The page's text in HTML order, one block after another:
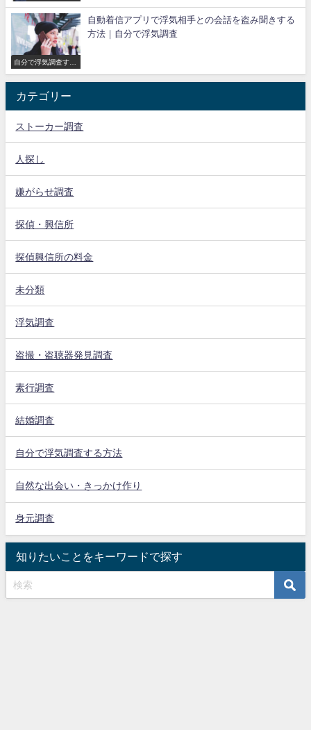
自分で浮気調査する
方法
自動着信アプリで浮気相手との会話を盗み聞きする
方法｜自分で浮気調査
カテゴリー
ストーカー調査
人探し
嫌がらせ調査
探偵・興信所
探偵興信所の料金
未分類
浮気調査
盗撮・盗聴器発見調査
素行調査
結婚調査
自分で浮気調査する方法
自然な出会い・きっかけ作り
身元調査
知りたいことをキーワードで探す